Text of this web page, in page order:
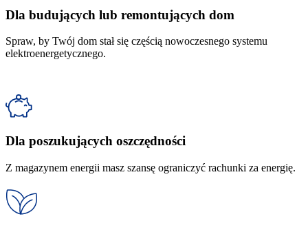
Dla budujących lub remontujących dom
Spraw, by Twój dom stał się częścią nowoczesnego systemu
elektroenergetycznego.
Dla poszukujących oszczędności
Z magazynem energii masz szansę ograniczyć rachunki za energię.